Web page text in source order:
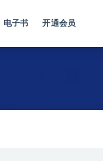
电子书 开通会员